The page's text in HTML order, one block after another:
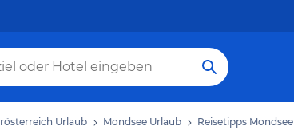
Urlaub Mondsee Urlaub Reisetipps Mondsee